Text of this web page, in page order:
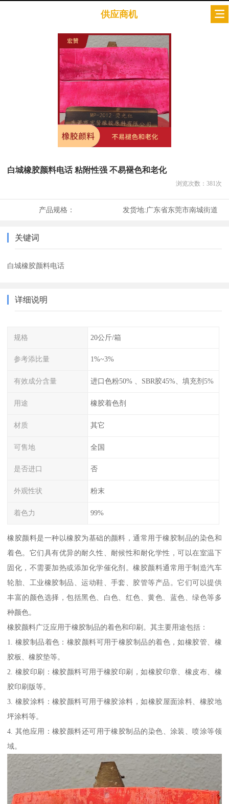
供应商机
白城橡胶颜料电话 粘附性强 不易褪色和老化
浏览次数： 381 次
产品规格： 发货地:广东省东莞市南城街道
关键词
白城橡胶颜料电话
详细说明
规格 20公斤/箱
参考添比量 1%~3%
有效成分含量 进口色粉50% 、SBR胶45%、填充剂5%
用途 橡胶着色剂
材质 其它
可售地 全国
是否进口 否
外观性状 粉末
着色力 99%
橡胶颜料是一种以橡胶为基础的颜料，通常用于橡胶制品的染色和
着色。它们具有优异的耐久性、耐候性和耐化学性，可以在室温下
固化，不需要加热或添加化学催化剂。橡胶颜料通常用于制造汽车
轮胎、工业橡胶制品、运动鞋、手套、胶管等产品。它们可以提供
丰富的颜色选择，包括黑色、白色、红色、黄色、蓝色、绿色等多
种颜色。
橡胶颜料广泛应用于橡胶制品的着色和印刷。其主要用途包括：
1. 橡胶制品着色：橡胶颜料可用于橡胶制品的着色，如橡胶管、橡
胶板、橡胶垫等。
2. 橡胶印刷：橡胶颜料可用于橡胶印刷，如橡胶印章、橡皮布、橡
胶印刷版等。
3. 橡胶涂料：橡胶颜料可用于橡胶涂料，如橡胶屋面涂料、橡胶地
坪涂料等。
4. 其他应用：橡胶颜料还可用于橡胶制品的染色、涂装、喷涂等领
域。